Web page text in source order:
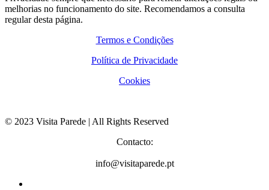
melhorias no funcionamento do site. Recomendamos a consulta
regular desta página.
Termos e Condições
Política de Privacidade
Cookies
© 2023 Visita Parede | All Rights Reserved
Contacto:
info@visitaparede.pt